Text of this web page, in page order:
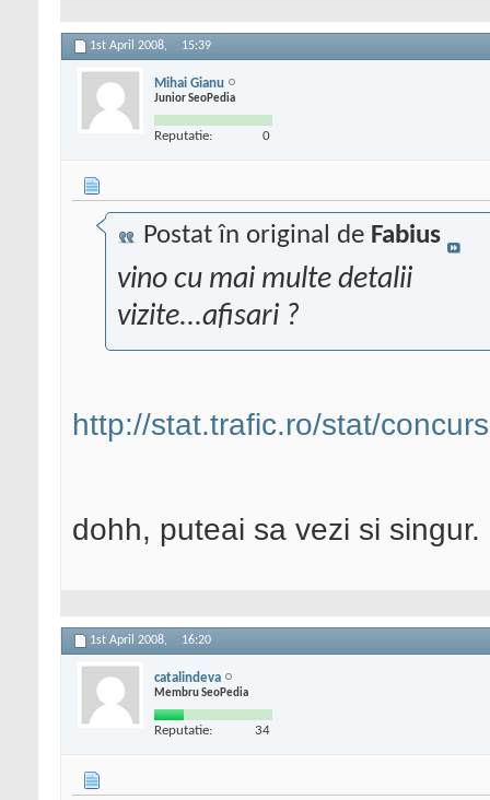
1st April 2008, 15:39
Mihai Gianu
Junior SeoPedia
Reputatie: 0
Postat în original de Fabius
vino cu mai multe detalii
vizite...afisari ?
http://stat.trafic.ro/stat/
dohh, puteai sa vezi si singur.
1st April 2008, 16:20
catalindeva
Membru SeoPedia
Reputatie: 34